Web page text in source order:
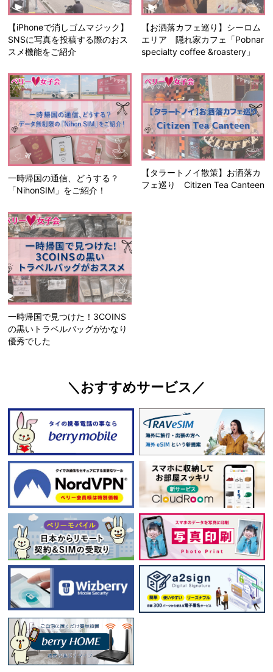
【iPhoneで消しゴムマジック】
SNSに写真を投稿する際のおス
スメ機能をご紹介
【お洒落カフェ巡り】シーロム
エリア 隠れ家カフェ「Pobnar
specialty coffee &roastery」
一時帰国の通信、どうする？
「NihonSIM」をご紹介！
【タラートノイ散策】お洒落カ
フェ巡り Citizen Tea Canteen
一時帰国で見つけた！3COINS
の黒いトラベルバッグがかなり
優秀でした
＼おすすめサービス／